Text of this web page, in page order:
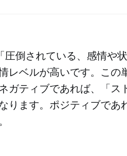
圧倒されている、感情や
レベルが高いです。この
ガティブであれば、「ス
ります。ポジティブであ